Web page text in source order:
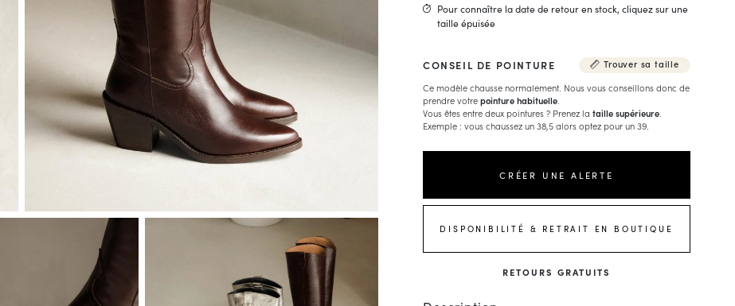
Pour connaître la date de retour en stock, cliquez sur une
taille épuisée
CONSEIL DE POINTURE
Trouver sa taille
Ce modèle chausse normalement. Nous vous conseillons donc de
prendre votrepointure habituelle
Vous êtes entre deux pointures ? Prenez la taille supérieure
Exemple : vous chaussez un 38,5 alors optez pour un 39.
CRÉER UNE ALERTE
DISPONIBILITÉ & RETRAIT EN BOUTIQUE
RETOURS GRATUITS